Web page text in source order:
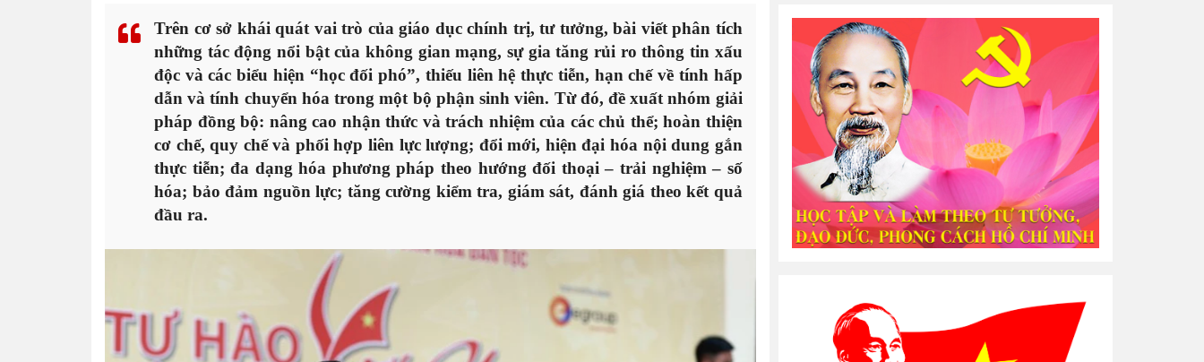
Trên cơ sở khái quát vai trò của giáo dục chính trị, tư tưởng, bài viết phân tích
những tác động nổi bật của không gian mạng, sự gia tăng rủi ro thông tin xấu
độc và các biểu hiện “học đối phó”, thiếu liên hệ thực tiễn, hạn chế về tính hấp
dẫn và tính chuyển hóa trong một bộ phận sinh viên. Từ đó, đề xuất nhóm giải
pháp đồng bộ: nâng cao nhận thức và trách nhiệm của các chủ thể; hoàn thiện
cơ chế, quy chế và phối hợp liên lực lượng; đổi mới, hiện đại hóa nội dung gắn
thực tiễn; đa dạng hóa phương pháp theo hướng đối thoại – trải nghiệm – số
hóa; bảo đảm nguồn lực; tăng cường kiểm tra, giám sát, đánh giá theo kết quả
đầu ra.